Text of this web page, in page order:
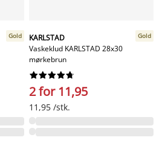
Gold
KARLSTAD
Vaskeklud KARLSTAD 28x30
mørkebrun
Gold






2 for 11,95
11,95 /stk.